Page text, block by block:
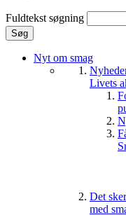
Fuldtekst søgning
Nyt om smag
Livets
Det
med